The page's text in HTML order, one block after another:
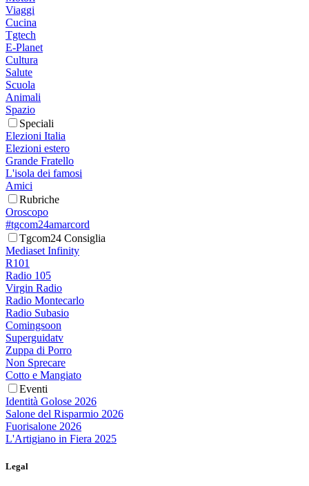
Viaggi
Cucina
Tgtech
E-Planet
Cultura
Salute
Scuola
Animali
Spazio
Speciali
Elezioni Italia
Elezioni estero
Grande Fratello
L'isola dei famosi
Amici
Rubriche
Oroscopo
#tgcom24amarcord
Tgcom24 Consiglia
Mediaset Infinity
R101
Radio 105
Virgin Radio
Radio Montecarlo
Radio Subasio
Comingsoon
Superguidatv
Zuppa di Porro
Non Sprecare
Cotto e Mangiato
Eventi
Identità Golose 2026
Salone del Risparmio 2026
Fuorisalone 2026
L'Artigiano in Fiera 2025
Legal